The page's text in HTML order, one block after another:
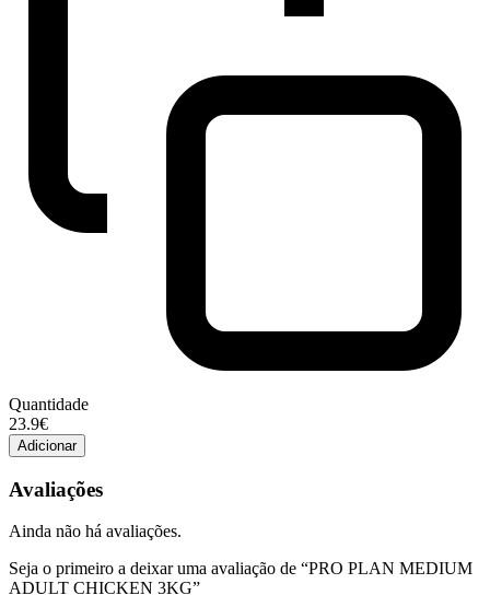
Quantidade
Quantidade
de
PRO
PLAN
MEDIUM
ADULT
CHICKEN
3KG
23.9€
Adicionar
Avaliações
Ainda não há avaliações.
Seja o primeiro a deixar uma avaliação de “PRO PLAN MEDIUM
ADULT CHICKEN 3KG”